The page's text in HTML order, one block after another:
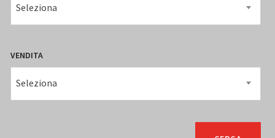
Seleziona
VENDITA
Seleziona